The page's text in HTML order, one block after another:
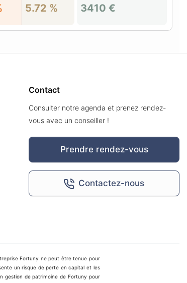
5.72 % 3410 €
Contact
Consulter notre agenda et prenez rendez-
vous avec un conseiller !
Prendre rendez-vous
Contactez-nous
Fortuny ne peut être tenue pour
un risque de perte en capital et les
gestion de patrimoine de Fortuny pour